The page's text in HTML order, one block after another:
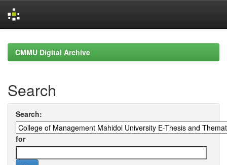
navigationCMMU Digital Archive
Search
Search:
for